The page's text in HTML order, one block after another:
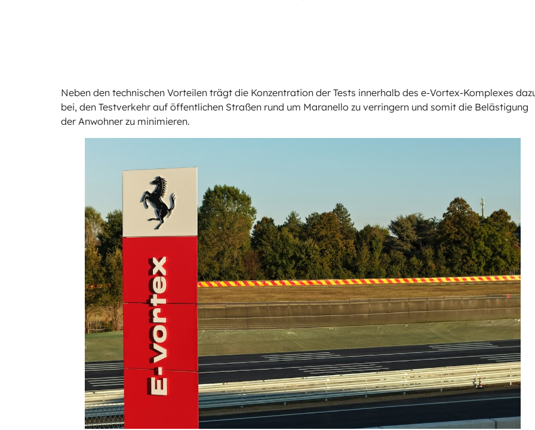
Neben den technischen Vorteilen trägt die Konzentration der Tests innerhalb des e-Vortex-Komplexes
bei, den Testverkehr auf öffentlichen Straßen rund um Maranello zu verringern und somit die Belästigung
der Anwohner zu minimieren.